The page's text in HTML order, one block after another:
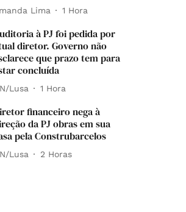
Lima 1 Hora
à PJ foi pedida por
diretor. Governo não
que prazo tem para
concluída
Lusa 1 Hora
financeiro nega à
da PJ obras em sua
pela Construbarcelos
Lusa 2 Horas